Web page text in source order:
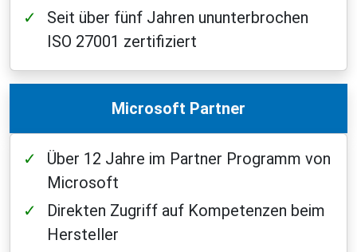
Seit über fünf Jahren ununterbrochen
ISO 27001 zertifiziert
Microsoft Partner
Über 12 Jahre im Partner Programm von
Microsoft
Direkten Zugriff auf Kompetenzen beim
Hersteller